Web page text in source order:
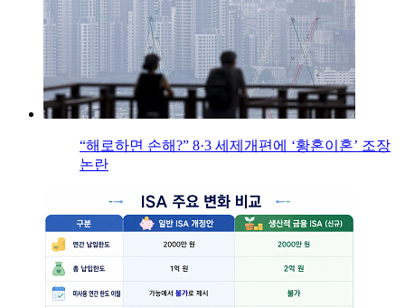
“해로하면 손해?” 8·3 세제개편에 ‘황혼이혼’ 조장
논란